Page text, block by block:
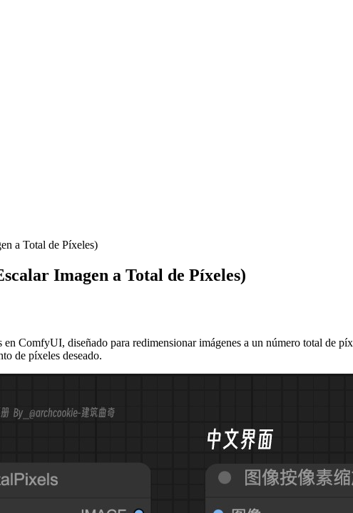
a Total de Píxeles)
Imagen a Total de Píxeles)
ComfyUI, diseñado para redimensionar imágenes a un número total de
de píxeles deseado.